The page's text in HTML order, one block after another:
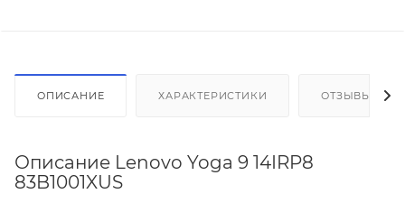
ОПИСАНИЕ ХАРАКТЕРИСТИКИ ОТЗЫВЫ
Описание Lenovo Yoga 9 14IRP8
83B1001XUS